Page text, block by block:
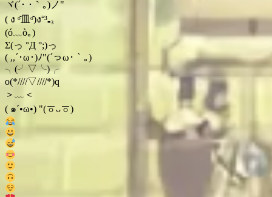
ヾ(´･ ･｀｡)ノ"
( ง ᵒ̌皿ᵒ̌)ง⁼³₌₃
(ó﹏ò｡)
Σ(っ °Д °;)っ
( ,,´･ω･)ﾉ"(´っω･｀｡)
╮(╯▽╰)╭
o(*////▽////*)q
＞﹏＜
( ๑´•ω•) "(ㆆᴗㆆ)